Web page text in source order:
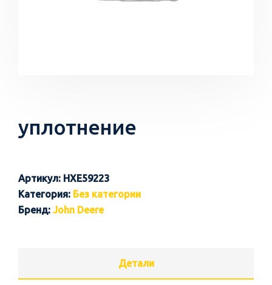
уплотнение
Артикул: HXE59223
Категория: Без категории
Бренд: John Deere
Детали